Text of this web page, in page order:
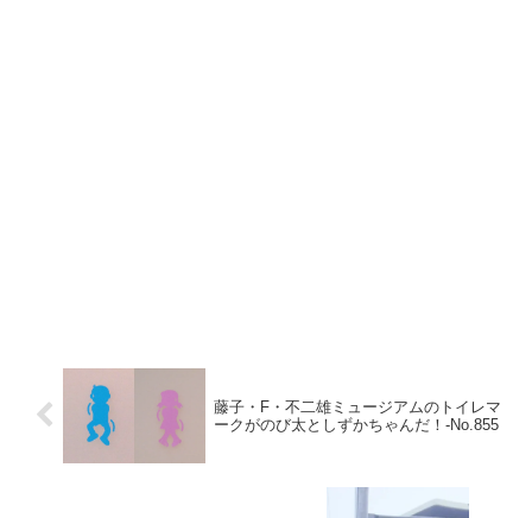
藤子・F・不二雄ミュージアムのトイレマ
ークがのび太としずかちゃんだ！‐No.855